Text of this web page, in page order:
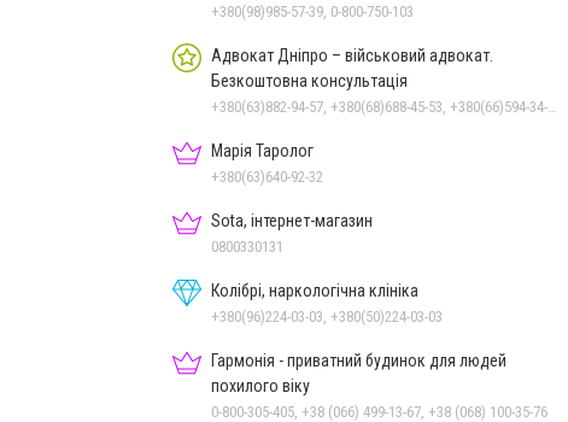
+380(98)985-57-39, 0-800-750-103
Адвокат Дніпро – військовий адвокат.
Безкоштовна консультація
Марія Таролог
+380(63)640-92-32
Sota, інтернет-магазин
0800330131
Колібрі, наркологічна клініка
+380(96)224-03-03, +380(50)224-03-03
Гармонія - приватний будинок для людей
похилого віку
0-800-305-405, +38 (066) 499-13-67, +38 (068) 100-35-76